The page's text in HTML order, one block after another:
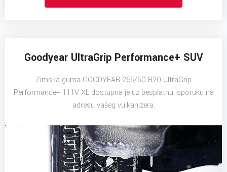
Goodyear UltraGrip Performance+ SUV
Zimska guma GOODYEAR 265/50 R20 UltraGrip
Performance+ 111V XL dostupna je uz besplatnu isporuku na
adresu vašeg vulkanizera.